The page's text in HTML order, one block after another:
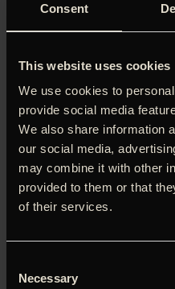
Consent
This website uses cookies
We use cookies to
provide social media
We also share information
our social media,
may combine it with other
provided to them or that
of their services.
Selection
Necessary
Vinderen af Juryens pris i
kandidat er lige dele
Erika, Angelika og Lenka,
generationer, men alle er
og misogyni. Mens vi
intime detaljer, der
handlingen frem - fra
formelle stringens,
vanvittigt smukke billeder
brag af en film. ’Se mod
PRESSEMATERIALE